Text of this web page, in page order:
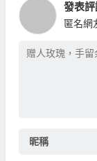
發表評
匿名網
昵稱